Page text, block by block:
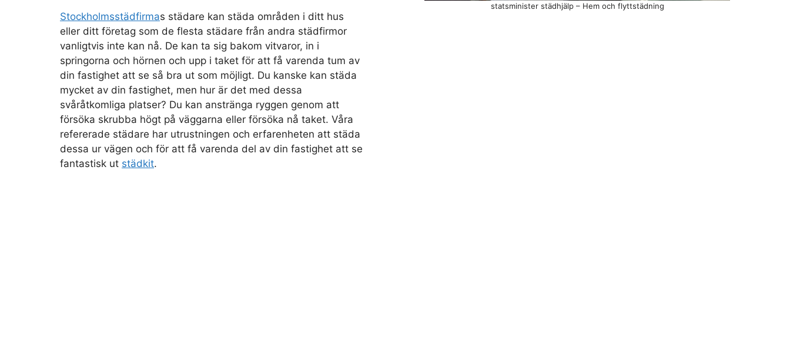
Stockholmsstädfirmas städare kan städa områden i ditt hus
eller ditt företag som de flesta städare från andra städfirmor
vanligtvis inte kan nå. De kan ta sig bakom vitvaror, in i
springorna och hörnen och upp i taket för att få varenda tum av
din fastighet att se så bra ut som möjligt. Du kanske kan städa
mycket av din fastighet, men hur är det med dessa
svåråtkomliga platser? Du kan anstränga ryggen genom att
försöka skrubba högt på väggarna eller försöka nå taket. Våra
refererade städare har utrustningen och erfarenheten att städa
dessa ur vägen och för att få varenda del av din fastighet att se
fantastisk ut städkit.
statsminister städhjälp – Hem och flyttstädning